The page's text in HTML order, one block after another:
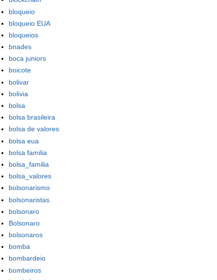
bloqueio
bloqueio EUA
bloqueios
bnades
boca juniors
boicote
bolivar
bolivia
bolsa
bolsa brasileira
bolsa de valores
bolsa eua
bolsa familia
bolsa_familia
bolsa_valores
bolsonarismo
bolsonaristas
bolsonaro
Bolsonaro
bolsonaros
bomba
bombardeio
bombeiros